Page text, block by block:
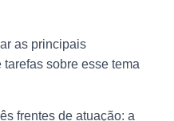
as principais
sobre esse tema
frentes de atuação: a